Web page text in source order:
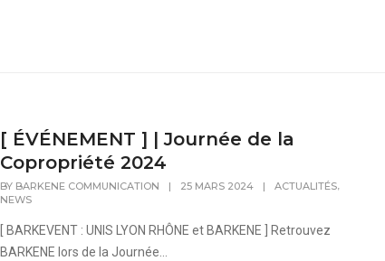
[ ÉVÉNEMENT ] | Journée de la
Copropriété 2024
BY BARKENE COMMUNICATION | 25 MARS 2024 | ACTUALITÉS,
NEWS
[ BARKEVENT : UNIS LYON RHÔNE et BARKENE ] Retrouvez
BARKENE lors de la Journée...